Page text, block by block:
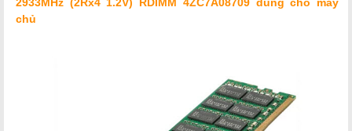
chủ